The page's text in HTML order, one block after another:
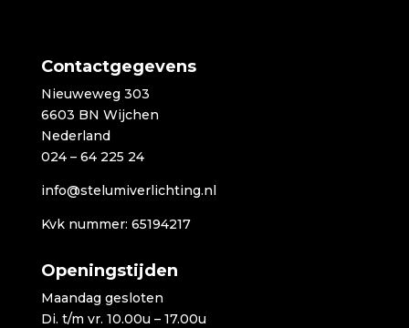
Contactgegevens
Nieuweweg 303
6603 BN Wijchen
Nederland
024 – 64 225 24
info@stelumiverlichting.nl
Kvk nummer: 65194217
Openingstijden
Maandag gesloten
Di. t/m vr. 10.00u – 17.00u